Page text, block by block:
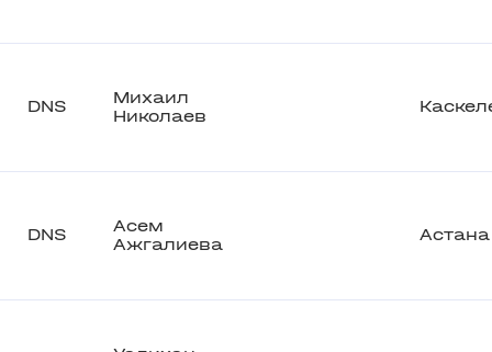
DNS
Михаил
Николаев
DNS
Асем
Ажгалиева
Астана